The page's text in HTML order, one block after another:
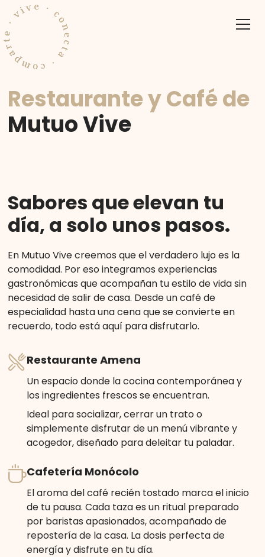
Restaurante y Café de
Mutuo Vive
Sabores que elevan tu
día, a solo unos pasos.
En Mutuo Vive creemos que el verdadero lujo es la
comodidad. Por eso integramos experiencias
gastronómicas que acompañan tu estilo de vida sin
necesidad de salir de casa. Desde un café de
especialidad hasta una cena que se convierte en
recuerdo, todo está aquí para disfrutarlo.
Restaurante Amena
Un espacio donde la cocina contemporánea y
los ingredientes frescos se encuentran.
Ideal para socializar, cerrar un trato o
simplemente disfrutar de un menú vibrante y
acogedor, diseñado para deleitar tu paladar.
Cafetería Monócolo
El aroma del café recién tostado marca el inicio
de tu pausa. Cada taza es un ritual preparado
por baristas apasionados, acompañado de
repostería de la casa. La dosis perfecta de
energía y disfrute en tu día.